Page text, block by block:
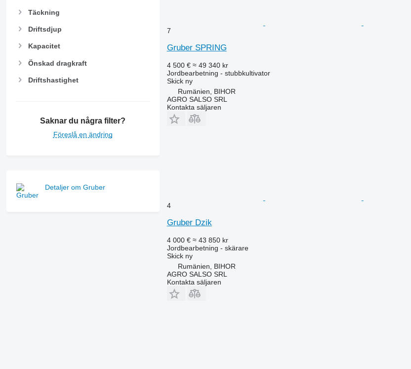
Täckning
Driftsdjup
Kapacitet
Önskad dragkraft
Driftshastighet
Saknar du några filter?
Föreslå en ändring
Detaljer om Gruber
7
Gruber SPRING
4 500 € ≈ 49 340 kr
Jordbearbetning - stubbkultivator
Skickny
Rumänien, BIHOR
AGRO SALSO SRL
Kontakta säljaren
4
Gruber Dzik
4 000 € ≈ 43 850 kr
Jordbearbetning - skärare
Skickny
Rumänien, BIHOR
AGRO SALSO SRL
Kontakta säljaren